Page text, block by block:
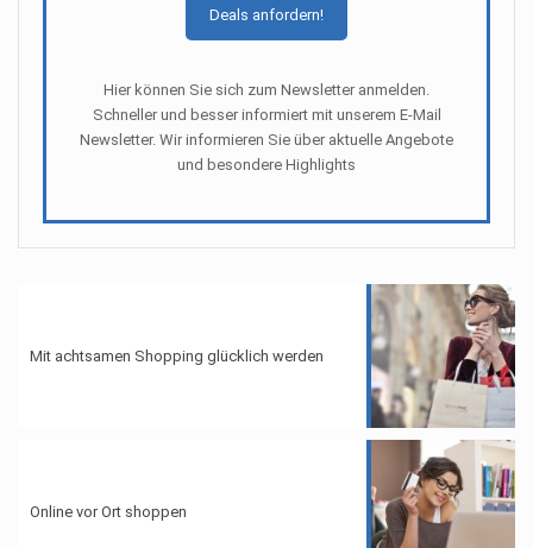
Deals anfordern!
Hier können Sie sich zum Newsletter anmelden.
Schneller und besser informiert mit unserem E-Mail
Newsletter. Wir informieren Sie über aktuelle Angebote
und besondere Highlights
Mit achtsamen Shopping glücklich werden
Online vor Ort shoppen